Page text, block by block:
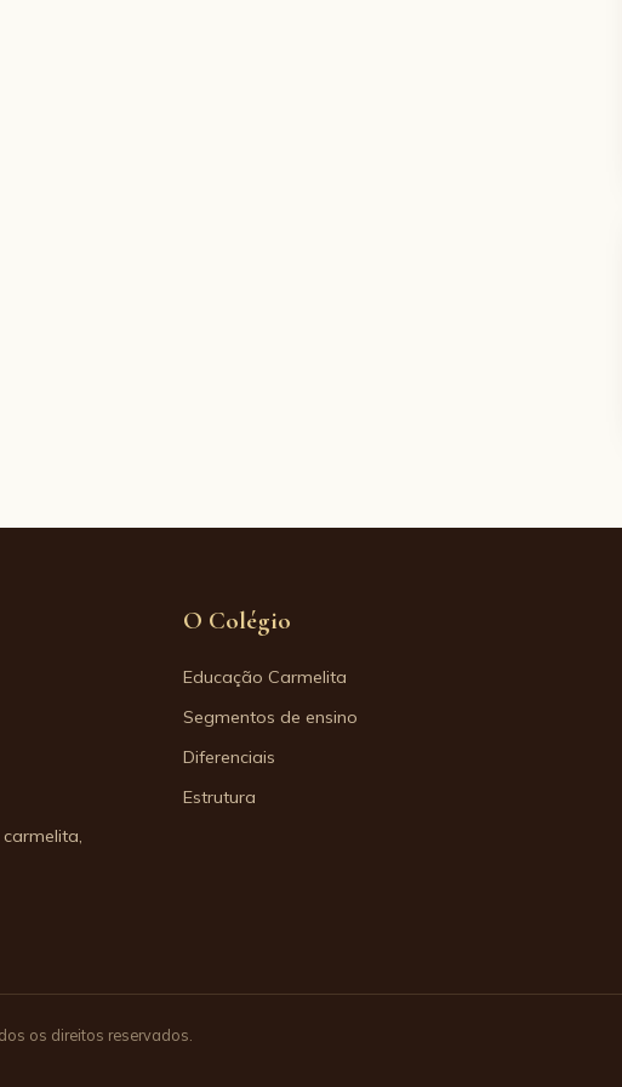
O Colégio
Educação Carmelita
Segmentos de ensino
Diferenciais
Estrutura
os direitos reservados.